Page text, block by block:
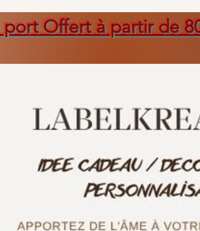
port Offert à partir de